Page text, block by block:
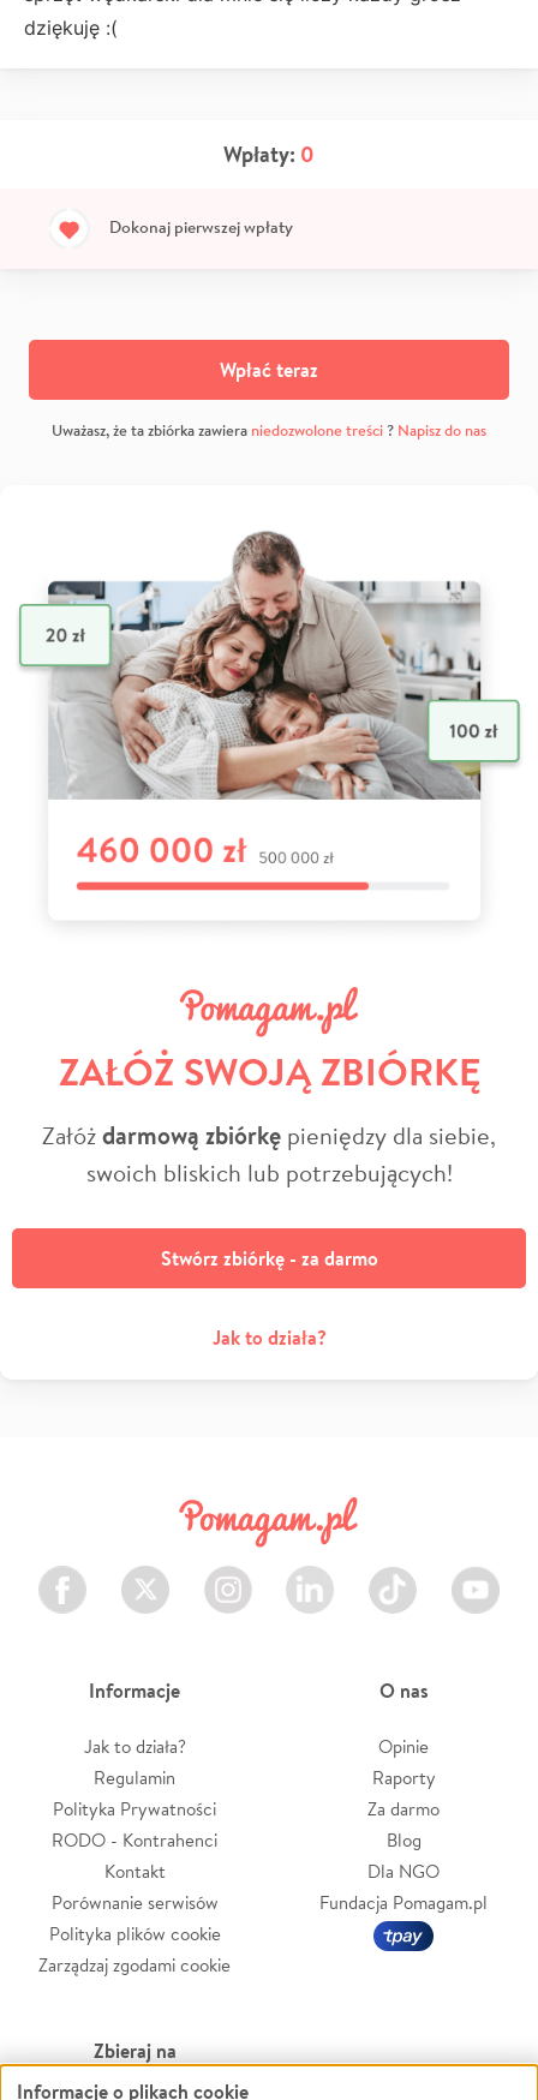
dziękuję :(
Wpłaty: 0
Dokonaj pierwszej wpłaty
Wpłać teraz
Uważasz, że ta zbiórka zawiera niedozwolone treści? Napisz do nas
ZAŁÓŻ SWOJĄ ZBIÓRKĘ
Załóżdarmową zbiórkę pieniędzy dla siebie,
swoich bliskich lub potrzebujących!
Stwórz zbiórkę - za darmo
Jak to działa?
Facebook Twitter Instagram LinkedIn TikTok Youtube
Informacje
Jak to działa?
Regulamin
Polityka Prywatności
RODO - Kontrahenci
Kontakt
Porównanie serwisów
Polityka plików cookie
Zarządzaj zgodami cookie
O nas
Opinie
Raporty
Za darmo
Blog
Dla NGO
Fundacja Pomagam.pl
Zbieraj na
Informacje o plikach cookie